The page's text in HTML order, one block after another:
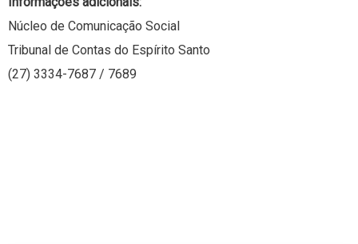
Núcleo de Comunicação Social
Tribunal de Contas do Espírito Santo
(27) 3334-7687 / 7689